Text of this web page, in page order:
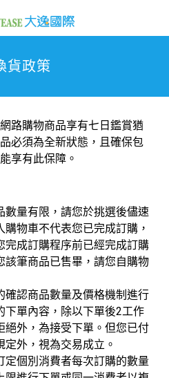
貨政策
路購物商品享有七日鑑賞猶
必須為全新狀態，且確保包
享有此保障。
數量有限，請您於挑選後儘速
物車不代表您已完成訂購，
完成訂購程序前已經完成訂購
該筆商品已售畢，請您自購物
確認商品數量及價格機制進行
下單內容，除以下單後2工作
絕外，為接受下單。但您已付
外，視為交易成立。
定個別消費者每次訂購的數量